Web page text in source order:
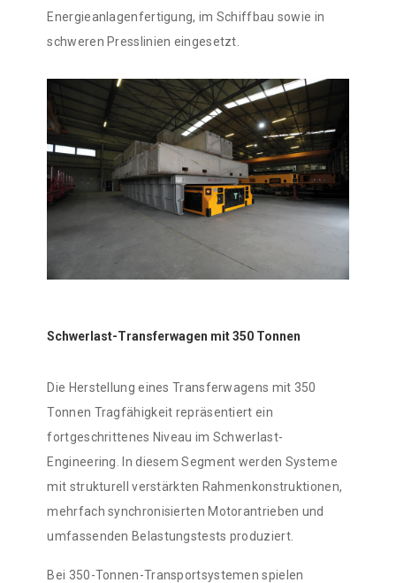
Energieanlagenfertigung, im Schiffbau sowie in
schweren Presslinien eingesetzt.
Schwerlast-Transferwagen mit 350 Tonnen
Die Herstellung eines Transferwagens mit 350
Tonnen Tragfähigkeit repräsentiert ein
fortgeschrittenes Niveau im Schwerlast-
Engineering. In diesem Segment werden Systeme
mit strukturell verstärkten Rahmenkonstruktionen,
mehrfach synchronisierten Motorantrieben und
umfassenden Belastungstests produziert.
Bei 350-Tonnen-Transportsystemen spielen